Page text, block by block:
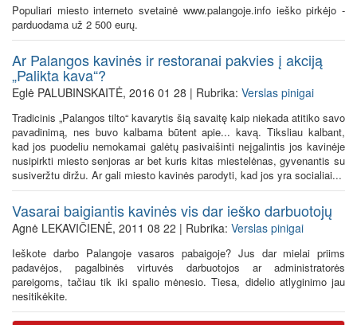
Populiari miesto interneto svetainė www.palangoje.info ieško pirkėjo -
parduodama už 2 500 eurų.
Ar Palangos kavinės ir restoranai pakvies į akciją
„Palikta kava“?
Eglė PALUBINSKAITĖ, 2016 01 28 | Rubrika: Verslas pinigai
Tradicinis „Palangos tilto“ kavarytis šią savaitę kaip niekada atitiko savo
pavadinimą, nes buvo kalbama būtent apie... kavą. Tiksliau kalbant,
kad jos puodeliu nemokamai galėtų pasivaišinti neįgalintis jos kavinėje
nusipirkti miesto senjoras ar bet kuris kitas miestelėnas, gyvenantis su
susiveržtu diržu. Ar gali miesto kavinės parodyti, kad jos yra socialiai...
Vasarai baigiantis kavinės vis dar ieško darbuotojų
Agnė LEKAVIČIENĖ, 2011 08 22 | Rubrika: Verslas pinigai
Ieškote darbo Palangoje vasaros pabaigoje? Jus dar mielai priims
padavėjos, pagalbinės virtuvės darbuotojos ar administratorės
pareigoms, tačiau tik iki spalio mėnesio. Tiesa, didelio atlyginimo jau
nesitikėkite.